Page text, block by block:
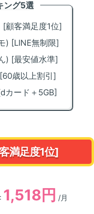
ング5選
顧客満足度1位]
) [LINE無制限]
) [最安値水準]
歳以上割引]
カード＋5GB]
満足度1位]
1,518円 /月